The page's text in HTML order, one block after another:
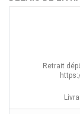
Retrait